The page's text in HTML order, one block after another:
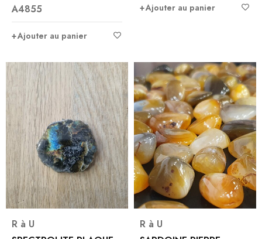
sur 5
A4855
Ajouter au panier
Ajouter au panier
R à U
R à U